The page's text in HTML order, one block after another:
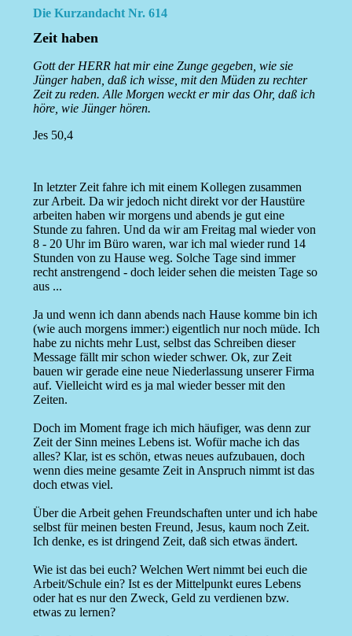
Die Kurzandacht Nr. 614
Zeit haben
Gott der HERR hat mir eine Zunge gegeben, wie sie
Jünger haben, daß ich wisse, mit den Müden zu rechter
Zeit zu reden. Alle Morgen weckt er mir das Ohr, daß ich
höre, wie Jünger hören.
Jes 50,4
In letzter Zeit fahre ich mit einem Kollegen zusammen
zur Arbeit. Da wir jedoch nicht direkt vor der Haustüre
arbeiten haben wir morgens und abends je gut eine
Stunde zu fahren. Und da wir am Freitag mal wieder von
8 - 20 Uhr im Büro waren, war ich mal wieder rund 14
Stunden von zu Hause weg. Solche Tage sind immer
recht anstrengend - doch leider sehen die meisten Tage so
aus ...
Ja und wenn ich dann abends nach Hause komme bin ich
(wie auch morgens immer:) eigentlich nur noch müde. Ich
habe zu nichts mehr Lust, selbst das Schreiben dieser
Message fällt mir schon wieder schwer. Ok, zur Zeit
bauen wir gerade eine neue Niederlassung unserer Firma
auf. Vielleicht wird es ja mal wieder besser mit den
Zeiten.
Doch im Moment frage ich mich häufiger, was denn zur
Zeit der Sinn meines Lebens ist. Wofür mache ich das
alles? Klar, ist es schön, etwas neues aufzubauen, doch
wenn dies meine gesamte Zeit in Anspruch nimmt ist das
doch etwas viel.
Über die Arbeit gehen Freundschaften unter und ich habe
selbst für meinen besten Freund, Jesus, kaum noch Zeit.
Ich denke, es ist dringend Zeit, daß sich etwas ändert.
Wie ist das bei euch? Welchen Wert nimmt bei euch die
Arbeit/Schule ein? Ist es der Mittelpunkt eures Lebens
oder hat es nur den Zweck, Geld zu verdienen bzw.
etwas zu lernen?